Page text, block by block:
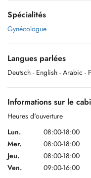
Spécialités
Gynécologue
Langues parlées
Deutsch - English - Arabic -
Informations sur le
Heures d'ouverture
Lun.
08:00-18:00
Mer.
08:00-18:00
Jeu.
08:00-18:00
Ven.
09:00-16:00